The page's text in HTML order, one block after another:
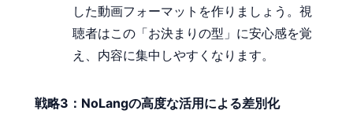
した動画フォーマットを作りましょう。視
聴者はこの「お決まりの型」に安心感を覚
え、内容に集中しやすくなります。
戦略3：NoLangの高度な活用による差別化